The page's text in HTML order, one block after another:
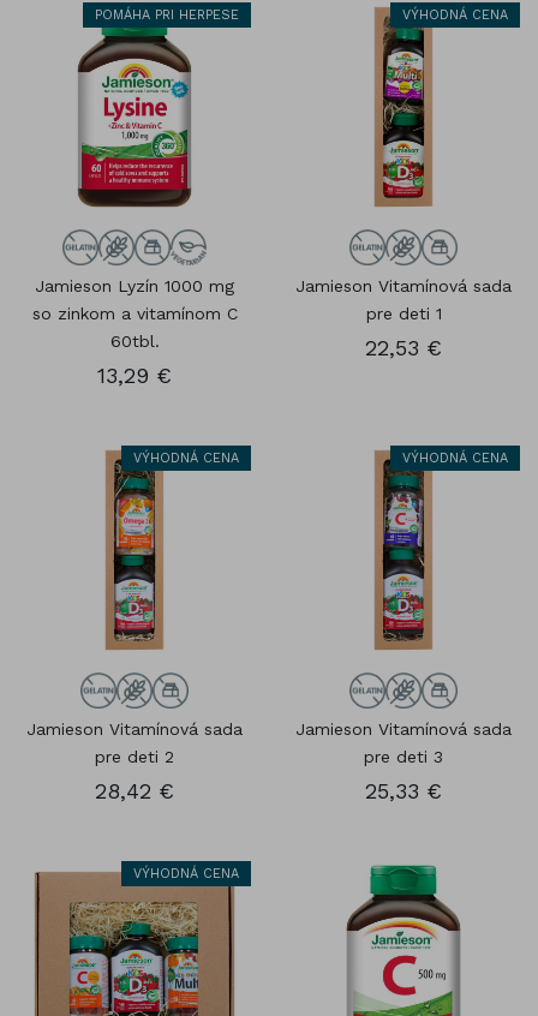
POMÁHA PRI HERPESE
Jamieson Lyzín 1000 mg
so zinkom a vitamínom C
60tbl.
13,29 €
VÝHODNÁ CENA
Jamieson Vitamínová sada
pre deti 1
22,53 €
VÝHODNÁ CENA
Jamieson Vitamínová sada
pre deti 2
28,42 €
VÝHODNÁ CENA
Jamieson Vitamínová sada
pre deti 3
25,33 €
VÝHODNÁ CENA